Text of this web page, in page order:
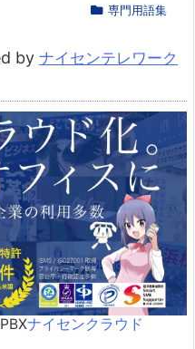
専門用語集
by ナイセンテレワーク
ナイセンクラウド